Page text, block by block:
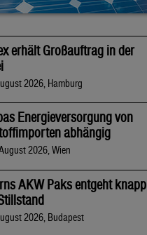
erhält Großauftrag in der
2026, Hamburg
Energieversorgung von
abhängig
2026, Wien
AKW Paks entgeht knapp
2026, Budapest